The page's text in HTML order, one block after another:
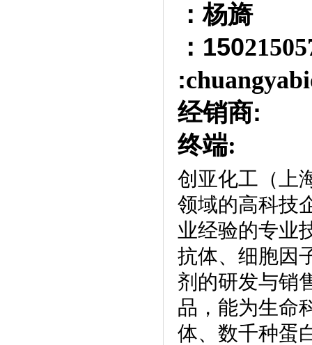
：杨旖
：150
:
经销商:
终端:
创亚化工（上
领域的高科技
业经验的专业
抗体、细胞因
剂的研发与销
品，能为生命
体、数千种蛋